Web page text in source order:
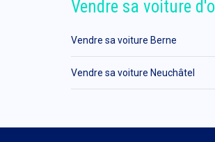
Vendre sa voiture
Vendre sa voiture Berne
Vendre sa voiture Neuchâtel